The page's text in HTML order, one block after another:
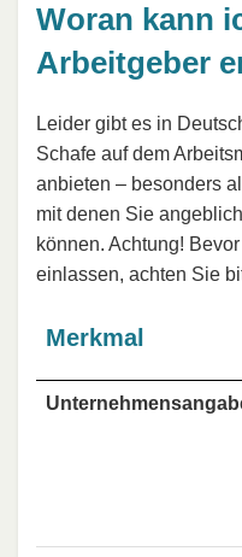
Woran kann
Arbeitgeber
Leider gibt es in
Schafe auf dem
anbieten – besonders
mit denen Sie angeblich
können. Achtung!
einlassen, achten Sie
Merkmal